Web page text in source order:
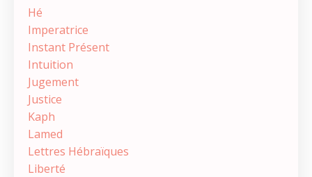
Hé
Imperatrice
Instant Présent
Intuition
Jugement
Justice
Kaph
Lamed
Lettres Hébraïques
Liberté